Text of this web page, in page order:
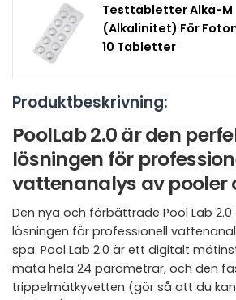
Testtabletter Alka-M
(Alkalinitet) För
10 Tabletter
Produktbeskrivning:
PoolLab 2.0 är den
lösningen för
vattenanalys av pooler
Den nya och förbättrade Pool Lab
lösningen för professionell
spa. Pool Lab 2.0 är ett digitalt
mäta hela 24 parametrar, och den
trippelmätkyvetten (gör så att du